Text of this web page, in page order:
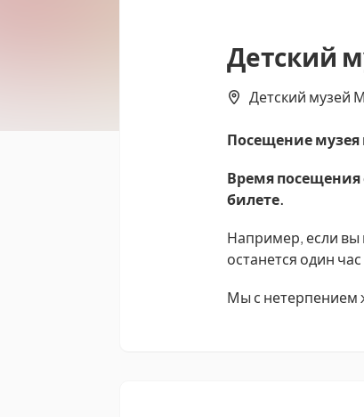
Детский
Детский музей
Посещение музея
Время посещения
билете.
Например, если вы
останется один
Мы с нетерпением